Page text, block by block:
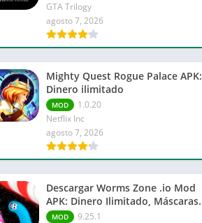
Finanzas
Libros y Referencias
Rompecabezas
Negocio
GTA Trilogy
agosto 7, 2026
Mighty Quest Rogue Palace APK:
Dinero ilimitado
MOD
1.0.20
Netflix Inc
agosto 7, 2026
Descargar Worms Zone .io Mod
APK: Dinero Ilimitado, Máscaras
Desbloqueadas
MOD
9.25.1